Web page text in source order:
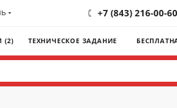
+7 (843) 216-00-60
(2) ТЕХНИЧЕСКОЕ ЗАДАНИЕ